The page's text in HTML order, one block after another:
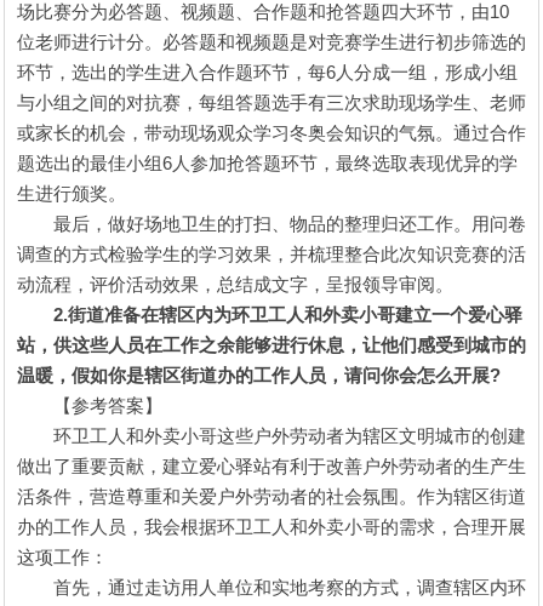
场比赛分为必答题、视频题、合作题和抢答题四大环节，由10
位老师进行计分。必答题和视频题是对竞赛学生进行初步筛选的
环节，选出的学生进入合作题环节，每6人分成一组，形成小组
与小组之间的对抗赛，每组答题选手有三次求助现场学生、老师
或家长的机会，带动现场观众学习冬奥会知识的气氛。通过合作
题选出的最佳小组6人参加抢答题环节，最终选取表现优异的学
生进行颁奖。
最后，做好场地卫生的打扫、物品的整理归还工作。用问卷
调查的方式检验学生的学习效果，并梳理整合此次知识竞赛的活
动流程，评价活动效果，总结成文字，呈报领导审阅。
2.街道准备在辖区内为环卫工人和外卖小哥建立一个爱心驿
站，供这些人员在工作之余能够进行休息，让他们感受到城市的
温暖，假如你是辖区街道办的工作人员，请问你会怎么开展?
【参考答案】
环卫工人和外卖小哥这些户外劳动者为辖区文明城市的创建
做出了重要贡献，建立爱心驿站有利于改善户外劳动者的生产生
活条件，营造尊重和关爱户外劳动者的社会氛围。作为辖区街道
办的工作人员，我会根据环卫工人和外卖小哥的需求，合理开展
这项工作：
首先，通过走访用人单位和实地考察的方式，调查辖区内环